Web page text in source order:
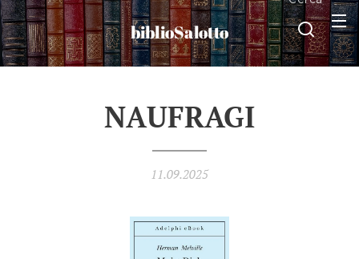
biblioSalotto
NAUFRAGI
11.09.2025